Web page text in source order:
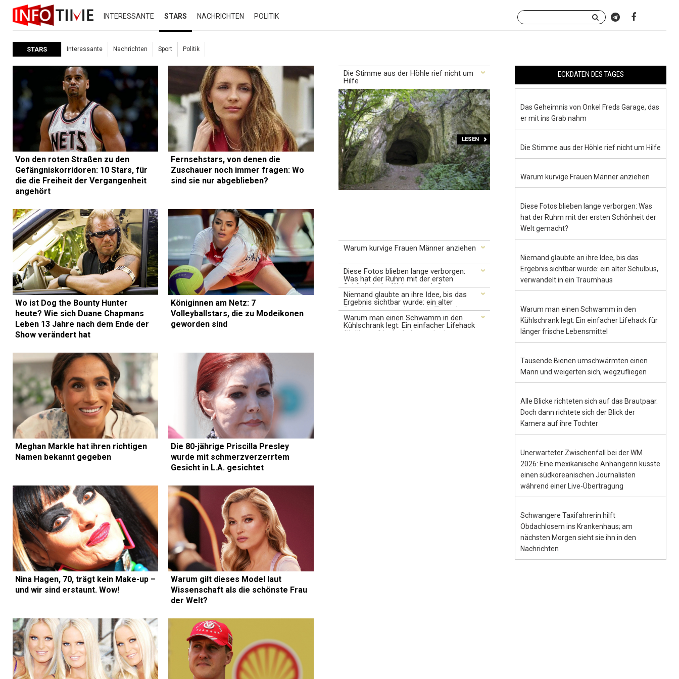
INTERESSANTE STARS NACHRICHTEN POLITIK
STARS Interessante Nachrichten Sport Politik
Von den roten Straßen zu den
Gefängniskorridoren: 10 Stars, für
die die Freiheit der Vergangenheit
angehört
Fernsehstars, von denen die
Zuschauer noch immer fragen: Wo
sind sie nur abgeblieben?
Wo ist Dog the Bounty Hunter
heute? Wie sich Duane Chapmans
Leben 13 Jahre nach dem Ende der
Show verändert hat
Königinnen am Netz: 7
Volleyballstars, die zu Modeikonen
geworden sind
Meghan Markle hat ihren richtigen
Namen bekannt gegeben
Die 80-jährige Priscilla Presley
wurde mit schmerzverzerrtem
Gesicht in L.A. gesichtet
Nina Hagen, 70, trägt kein Make-up –
und wir sind erstaunt. Wow!
Warum gilt dieses Model laut
Wissenschaft als die schönste Frau
der Welt?
Die Stimme aus der Höhle rief nicht um
Hilfe
LESEN
Warum kurvige Frauen Männer anziehen
Diese Fotos blieben lange verborgen:
Was hat der Ruhm mit der ersten
Schönheit der Welt gemacht?
Niemand glaubte an ihre Idee, bis das
Ergebnis sichtbar wurde: ein alter
Schulbus, verwandelt in ein Traumhaus
Warum man einen Schwamm in den
Kühlschrank legt: Ein einfacher Lifehack
für länger frische Lebensmittel
ECKDATEN DES TAGES
Das Geheimnis von Onkel Freds Garage, das
er mit ins Grab nahm
Die Stimme aus der Höhle rief nicht um Hilfe
Warum kurvige Frauen Männer anziehen
Diese Fotos blieben lange verborgen: Was
hat der Ruhm mit der ersten Schönheit der
Welt gemacht?
Niemand glaubte an ihre Idee, bis das
Ergebnis sichtbar wurde: ein alter Schulbus,
verwandelt in ein Traumhaus
Warum man einen Schwamm in den
Kühlschrank legt: Ein einfacher Lifehack für
länger frische Lebensmittel
Tausende Bienen umschwärmten einen
Mann und weigerten sich, wegzufliegen
Alle Blicke richteten sich auf das Brautpaar.
Doch dann richtete sich der Blick der
Kamera auf ihre Tochter
Unerwarteter Zwischenfall bei der WM
2026: Eine mexikanische Anhängerin küsste
einen südkoreanischen Journalisten
während einer Live-Übertragung
Schwangere Taxifahrerin hilft
Obdachlosem ins Krankenhaus; am
nächsten Morgen sieht sie ihn in den
Nachrichten